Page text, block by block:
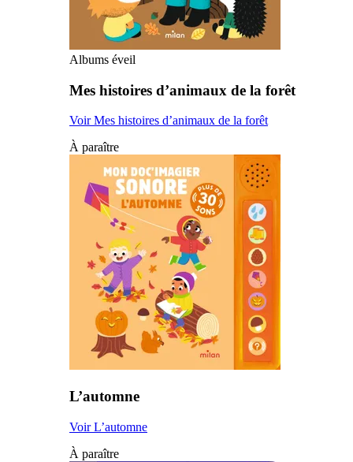
Albums éveil
Mes histoires d’animaux de la forêt
Voir Mes histoires d’animaux de la forêt
À paraître
L’automne
Voir L’automne
À paraître